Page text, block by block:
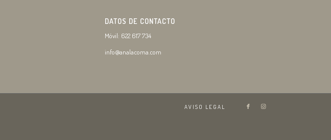
DATOS DE CONTACTO
Móvil: 622 617 734
info@analacoma.com
AVISO LEGAL